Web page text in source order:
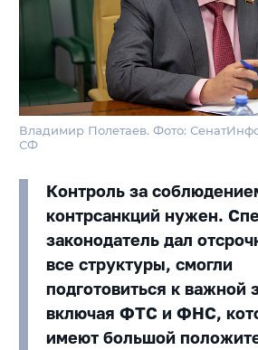
Владимир Полетаев. Фото:
СФ
Контроль за
контрсанкций нужен.
законодатель дал
все структуры, смогли
подготовиться к важной
включая ФТС и ФНС,
имеют большой